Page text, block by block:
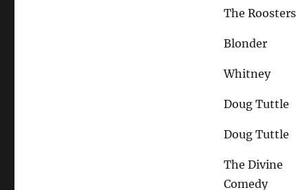
The Roosters
Blonder
Whitney
Doug Tuttle
Doug Tuttle
The Divine
Comedy